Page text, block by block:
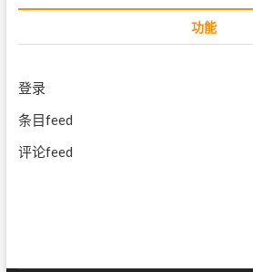
功能
登录
条目feed
评论feed